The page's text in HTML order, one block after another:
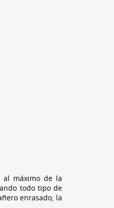
al máximo de la
todo tipo de
enrasado, la